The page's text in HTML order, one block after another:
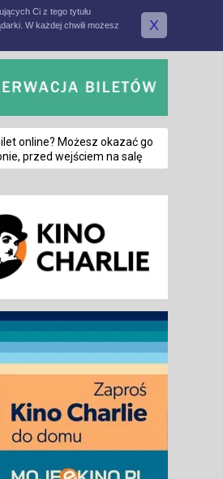
Ci z tego tytułu
W każdej chwili możesz
X
online? Możesz okazać go
przed wejściem na salę